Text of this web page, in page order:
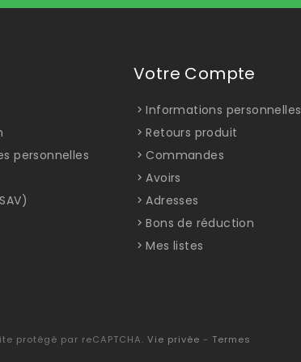
personnelles
Votre Compte
Informations personnelles
Retours produit
Commandes
Avoirs
Adresses
Bons de réduction
Mes listes
protégé par reCAPTCHA. Vie privée - Termes